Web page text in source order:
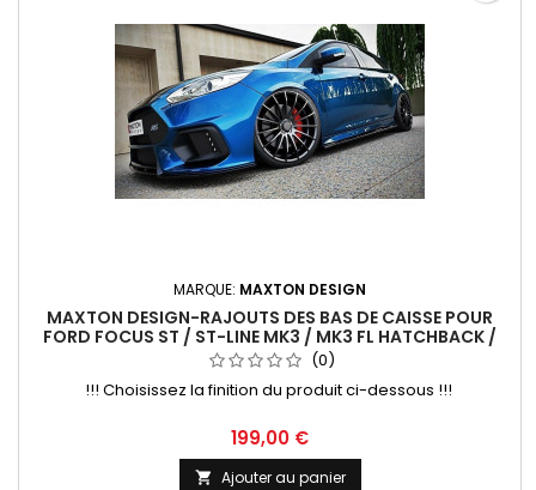
MARQUE: MAXTON DESIGN
MAXTON DESIGN-RAJOUTS DES BAS DE CAISSE POUR
FORD FOCUS ST / ST-LINE MK3 / MK3 FL HATCHBACK /
ESTATE (0)
!!! Choisissez la finition du produit ci-dessous !!!
Prix
199,00 €
 Ajouter au panier